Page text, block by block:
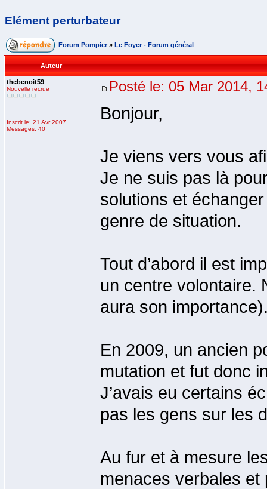
Elément perturbateur
Forum Pompier » Le Foyer - Forum général
Auteur
thebenoit59
Nouvelle recrue
Inscrit le: 21 Avr 2007
Messages: 40
Posté le: 05 Mar 2014,
Bonjour,
Je viens vers vous
Je ne suis pas là
solutions et
genre de situation.
Tout d’abord il est
un centre volontaire.
aura son
En 2009, un ancien
mutation et fut donc
J’avais eu certains
pas les gens sur les
Au fur et à mesure
menaces verbales